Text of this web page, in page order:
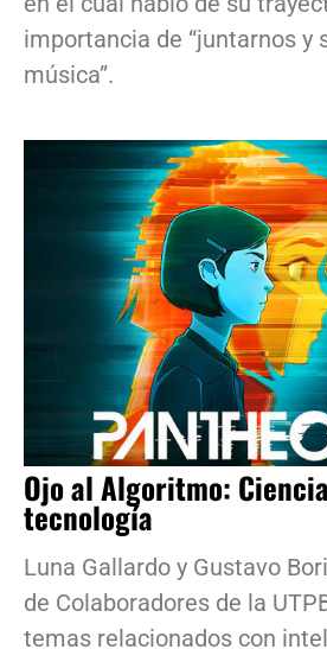
importancia de “juntarnos y
música”.
Ojo al Algoritmo:
tecnología
Luna Gallardo y Gustavo
de Colaboradores de la
temas relacionados con